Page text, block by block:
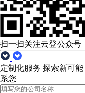
扫一扫关注云登公众号
定制化服务 探索新可能
系您